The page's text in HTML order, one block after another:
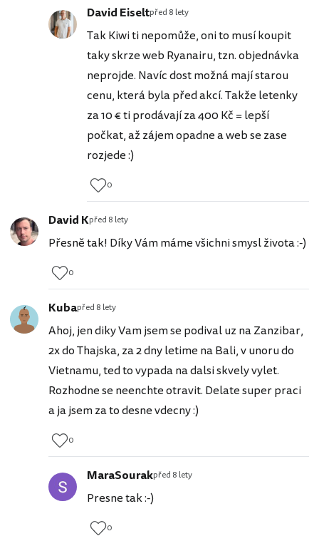
David Eiseltpřed 8 lety
Tak Kiwi ti nepomůže, oni to musí koupit
taky skrze web Ryanairu, tzn. objednávka
neprojde. Navíc dost možná mají starou
cenu, která byla před akcí. Takže letenky
za 10 € ti prodávají za 400 Kč = lepší
počkat, až zájem opadne a web se zase
rozjede :)
0
David Kpřed 8 lety
Přesně tak! Díky Vám máme všichni smysl života :-)
0
Kubapřed 8 lety
Ahoj, jen diky Vam jsem se podival uz na Zanzibar,
2x do Thajska, za 2 dny letime na Bali, v unoru do
Vietnamu, ted to vypada na dalsi skvely vylet.
Rozhodne se neenchte otravit. Delate super praci
a ja jsem za to desne vdecny :)
0
MaraSourakpřed 8 lety
Presne tak :-)
0